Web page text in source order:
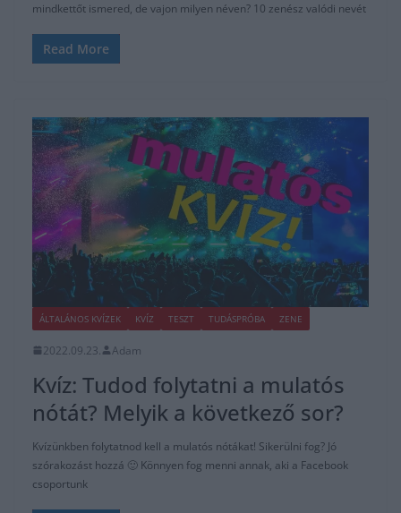
mindkettőt ismered, de vajon milyen néven? 10 zenész valódi nevét
Read More
ÁLTALÁNOS KVÍZEK KVÍZ TESZT TUDÁSPRÓBA ZENE
2022.09.23. Adam
Kvíz: Tudod folytatni a mulatós
nótát? Melyik a következő sor?
Kvízünkben folytatnod kell a mulatós nótákat! Sikerülni fog? Jó
szórakozást hozzá 🙂 Könnyen fog menni annak, aki a Facebook
csoportunk